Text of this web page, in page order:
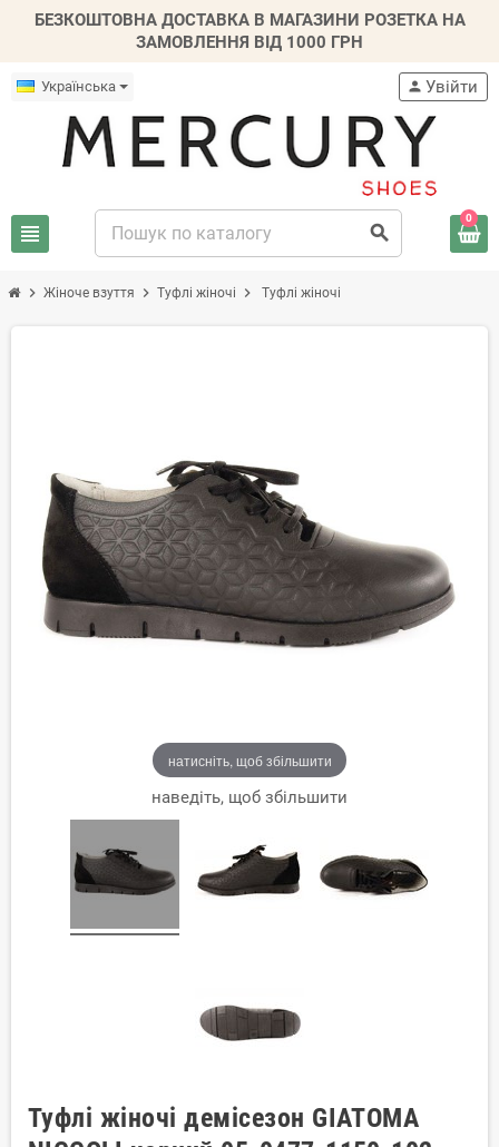
БЕЗКОШТОВНА ДОСТАВКА В МАГАЗИНИ РОЗЕТКА НА
ЗАМОВЛЕННЯ ВІД 1000 ГРН
Українська
view_headline search
person Увійти
0
chevron_right Жіноче взуття chevron_right Туфлі жіночі chevron_right Туфлі жіночі
натисніть, щоб збільшити
наведіть, щоб збільшити
Туфлі жіночі демісезон GIATOMA